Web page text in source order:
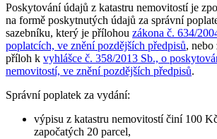
Poskytování údajů z katastru nemovitostí je
na formě poskytnutých údajů za správní
sazebníku, který je přílohou zákona č. 634/
poplatcích, ve znění pozdějších předpisů, nebo
příloh k vyhlášce č. 358/2013 Sb., o
nemovitostí, ve znění pozdějších předpisů.
Správní poplatek za vydání:
výpisu z katastru nemovitostí činí 100
započatých 20 parcel,